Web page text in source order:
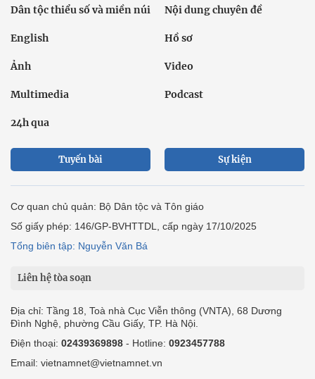
Dân tộc thiểu số và miền núi Nội dung chuyên đề
English Hồ sơ
Ảnh Video
Multimedia Podcast
24h qua
Tuyến bài Sự kiện
Cơ quan chủ quản: Bộ Dân tộc và Tôn giáo
Số giấy phép: 146/GP-BVHTTDL, cấp ngày 17/10/2025
Tổng biên tập: Nguyễn Văn Bá
Liên hệ tòa soạn
Địa chỉ: Tầng 18, Toà nhà Cục Viễn thông (VNTA), 68 Dương
Đình Nghệ, phường Cầu Giấy, TP. Hà Nội.
Điện thoại: 02439369898 - Hotline: 0923457788
Email: vietnamnet@vietnamnet.vn